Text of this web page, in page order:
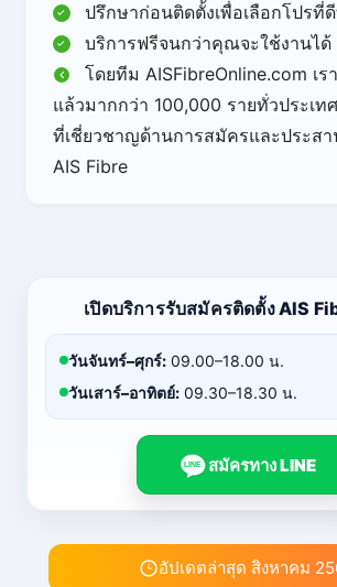
ปรึกษาก่อนติดตั้งเพื่อเลือกโปรที่
บริการฟรีจนกว่าคุณจะใช้งานได้
โดยทีม AISFibreOnline.com เ
แล้วมากกว่า 100,000 รายทั่วประเ
ที่เชี่ยวชาญด้านการสมัครและประสา
AIS Fibre
เปิดบริการรับสมัครติดตั้ง AIS
วันจันทร์–ศุกร์: 09.00–18.00 น.
วันเสาร์–อาทิตย์: 09.30–18.30 น.
LINE สมัครทาง LINE
อัปเดตล่าสุด สิงหาคม